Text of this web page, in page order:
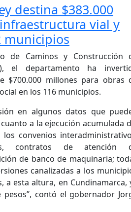
destina $383.000
vial y
municipios
de Caminos y Construcción
el departamento ha
$700.000 millones para obras
en los 116 municipios.
en algunos datos que
a la ejecución acumulada
convenios
contratos de atención
de banco de maquinaria;
canalizadas a los
a esta altura, en Cundinamarca,
contó el gobernador